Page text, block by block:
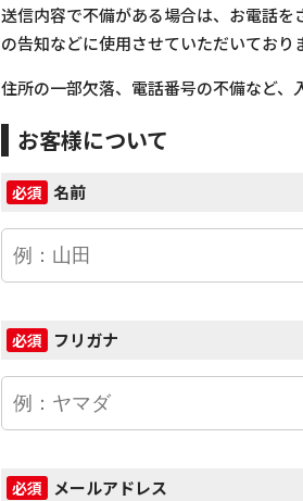
送信内容で不備がある場合は、お電話
の告知などに使用させていただいており
住所の一部欠落、電話番号の不備など、
お客様について
必須 名前
必須 フリガナ
必須 メールアドレス